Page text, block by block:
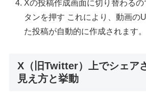
Xの投稿作成画面に切り替わる
タンを押す これにより、動画の
た投稿が自動的に作成されます。
X（旧Twitter）上でシェア
見え方と挙動